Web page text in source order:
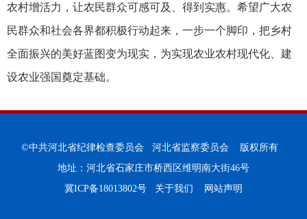
农村增活力，让农民群众可感可及、得到实惠。希望广大农
民群众和社会各界都积极行动起来，一步一个脚印，把乡村
全面振兴的美好蓝图变为现实，为实现农业农村现代化、建
设农业强国奠定基础。
©中共河北省纪律检查委员会 河北省监察委员会 版权所有
地址：河北省石家庄市桥西区维明南大街46号
冀ICP备18013802号
关于我们 网站声明